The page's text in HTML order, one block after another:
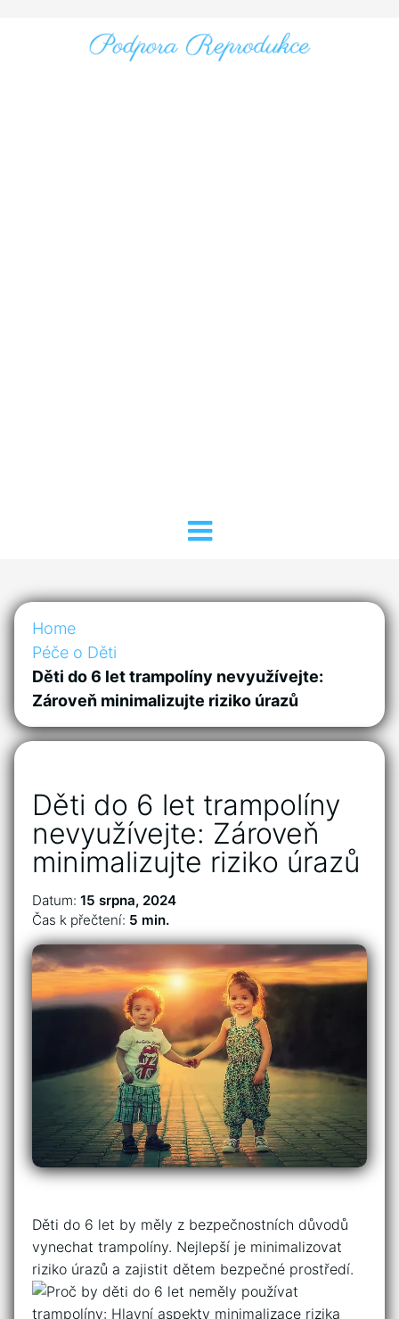
Home
Péče o Děti
Děti do 6 let trampolíny nevyužívejte:
Zároveň minimalizujte riziko úrazů
Děti do 6 let trampolíny
nevyužívejte: Zároveň
minimalizujte riziko úrazů
Datum: 15 srpna, 2024
Čas k přečtení: 5 min.
Děti do 6 let⁢ by ​měly⁣ z bezpečnostních důvodů
vynechat trampolíny. Nejlepší​ je minimalizovat
riziko úrazů⁢ a ​zajistit dětem bezpečné prostředí.